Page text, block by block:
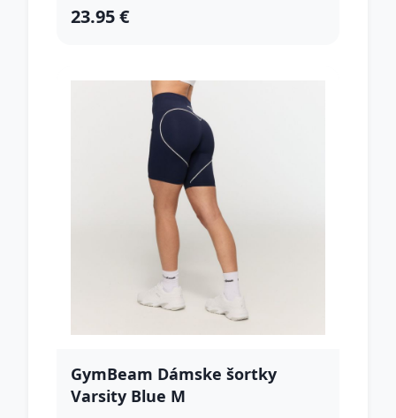
23.95 €
GymBeam Dámske šortky
Varsity Blue M